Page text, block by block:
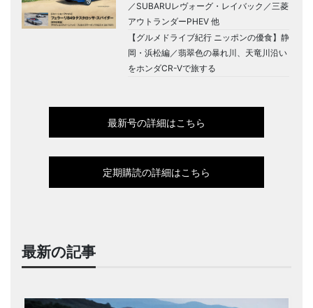
／SUBARUレヴォーグ・レイバック／三菱
アウトランダーPHEV 他
【グルメドライブ紀行 ニッポンの優食】静
岡・浜松編／翡翠色の暴れ川、天竜川沿い
をホンダCR-Vで旅する
最新号の詳細はこちら
定期購読の詳細はこちら
最新の記事